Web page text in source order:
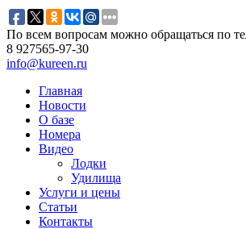
По всем вопросам можно обращаться по
8 927565-97-30
info@kureen.ru
Главная
Новости
О базе
Номера
Видео
Лодки
Удилища
Услуги и цены
Статьи
Контакты